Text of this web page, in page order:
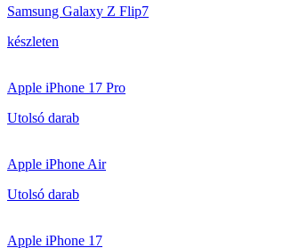
Samsung Galaxy Z Flip7
készleten
Apple iPhone 17 Pro
Utolsó darab
Apple iPhone Air
Utolsó darab
Apple iPhone 17